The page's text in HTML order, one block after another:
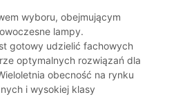
wyboru, obejmującym
lampy.
gotowy udzielić fachowych
optymalnych rozwiązań dla
obecność na rynku
i wysokiej klasy